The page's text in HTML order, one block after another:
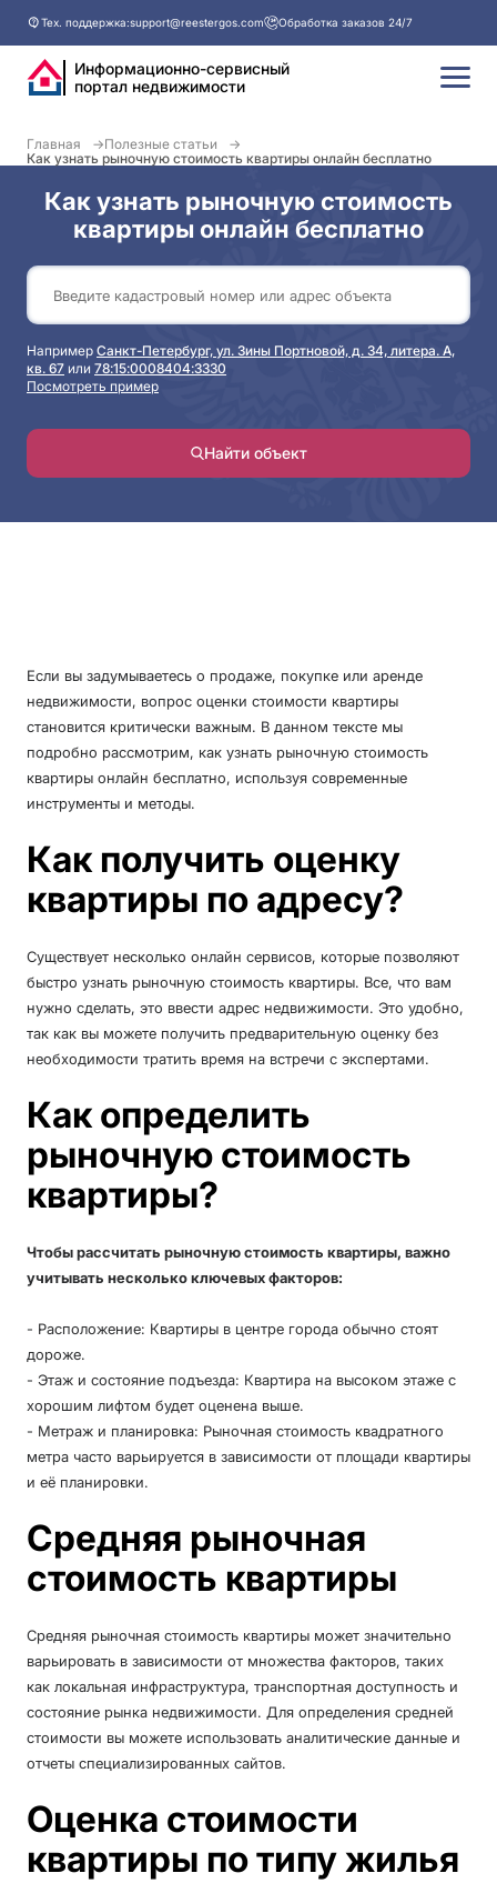
Тех. поддержка:support@reestergos.com Обработка заказов 24/7
Информационно-сервисный
портал недвижимости
Главная
Полезные статьи
Как узнать рыночную стоимость квартиры онлайн бесплатно
Как узнать рыночную стоимость
квартиры онлайн бесплатно
Например Санкт-Петербург, ул. Зины Портновой, д. 34, литера. А,
кв. 67 или 78:15:0008404:3330
Посмотреть пример
Найти объект
Если вы задумываетесь о продаже, покупке или аренде
недвижимости, вопрос оценки стоимости квартиры
становится критически важным. В данном тексте мы
подробно рассмотрим, как узнать рыночную стоимость
квартиры онлайн бесплатно, используя современные
инструменты и методы.
Как получить оценку
квартиры по адресу?
Существует несколько онлайн сервисов, которые позволяют
быстро узнать рыночную стоимость квартиры. Все, что вам
нужно сделать, это ввести адрес недвижимости. Это удобно,
так как вы можете получить предварительную оценку без
необходимости тратить время на встречи с экспертами.
Как определить
рыночную стоимость
квартиры?
Чтобы рассчитать рыночную стоимость квартиры, важно
учитывать несколько ключевых факторов:
- Расположение: Квартиры в центре города обычно стоят
дороже.
- Этаж и состояние подъезда: Квартира на высоком этаже с
хорошим лифтом будет оценена выше.
- Метраж и планировка: Рыночная стоимость квадратного
метра часто варьируется в зависимости от площади квартиры
и её планировки.
Средняя рыночная
стоимость квартиры
Средняя рыночная стоимость квартиры может значительно
варьировать в зависимости от множества факторов, таких
как локальная инфраструктура, транспортная доступность и
состояние рынка недвижимости. Для определения средней
стоимости вы можете использовать аналитические данные и
отчеты специализированных сайтов.
Оценка стоимости
квартиры по типу жилья